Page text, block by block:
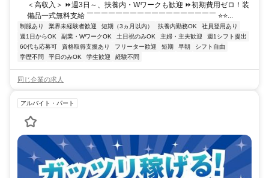
＜高収入＞ ⏩週3日～、扶養内・Wワークも歓迎 ⏩初期費用ゼロ！装
備品一式無料支給 ￣￣￣￣￣￣￣￣￣￣￣￣￣￣￣￣￣￣ ⭐⭐...
制服あり 業界未経験者歓迎 短期（3ヵ月以内） 扶養内勤務OK
社員登用あり
週1日からOK
副業・WワークOK 土日祝のみOK 主婦・主夫歓迎
週1シフト提出
60代も応募可
資格取得支援あり フリーター歓迎 短期 早朝
シフト自由
学歴不問
平日のみOK 学生歓迎 経験不問
同じ企業の求人
アルバイト・パート